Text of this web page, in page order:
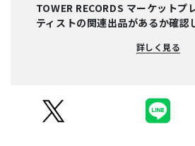
TOWER RECORDS マーケットプ
ティストの関連出品があるか確認
詳しく見る